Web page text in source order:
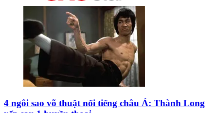
4 ngôi sao võ thuật nổi tiếng châu Á: Thành Long